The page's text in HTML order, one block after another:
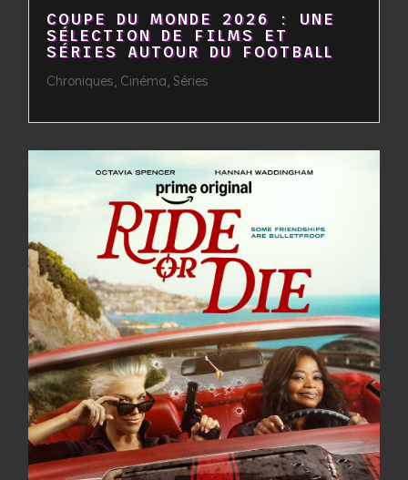
COUPE DU MONDE 2026 : UNE
SÉLECTION DE FILMS ET
SÉRIES AUTOUR DU FOOTBALL
Chroniques, Cinéma, Séries